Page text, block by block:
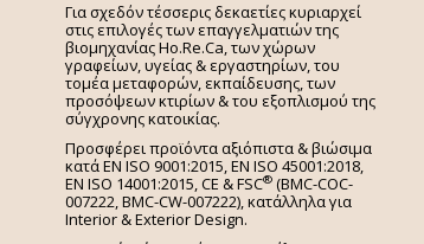
Για σχεδόν τέσσερις δεκαετίες κυριαρχεί
στις επιλογές των επαγγελματιών της
βιομηχανίας Ho.Re.Ca, των χώρων
γραφείων, υγείας & εργαστηρίων, του
τομέα μεταφορών, εκπαίδευσης, των
προσόψεων κτιρίων & του εξοπλισμού της
σύγχρονης κατοικίας.
Προσφέρει προϊόντα αξιόπιστα & βιώσιμα
κατά EN ISO 9001:2015, EN ISO 45001:2018,
EN ISO 14001:2015,CE & FSC® (BMC-COC-
007222, BMC-CW-007222), κατάλληλα για
Interior & Exterior Design.